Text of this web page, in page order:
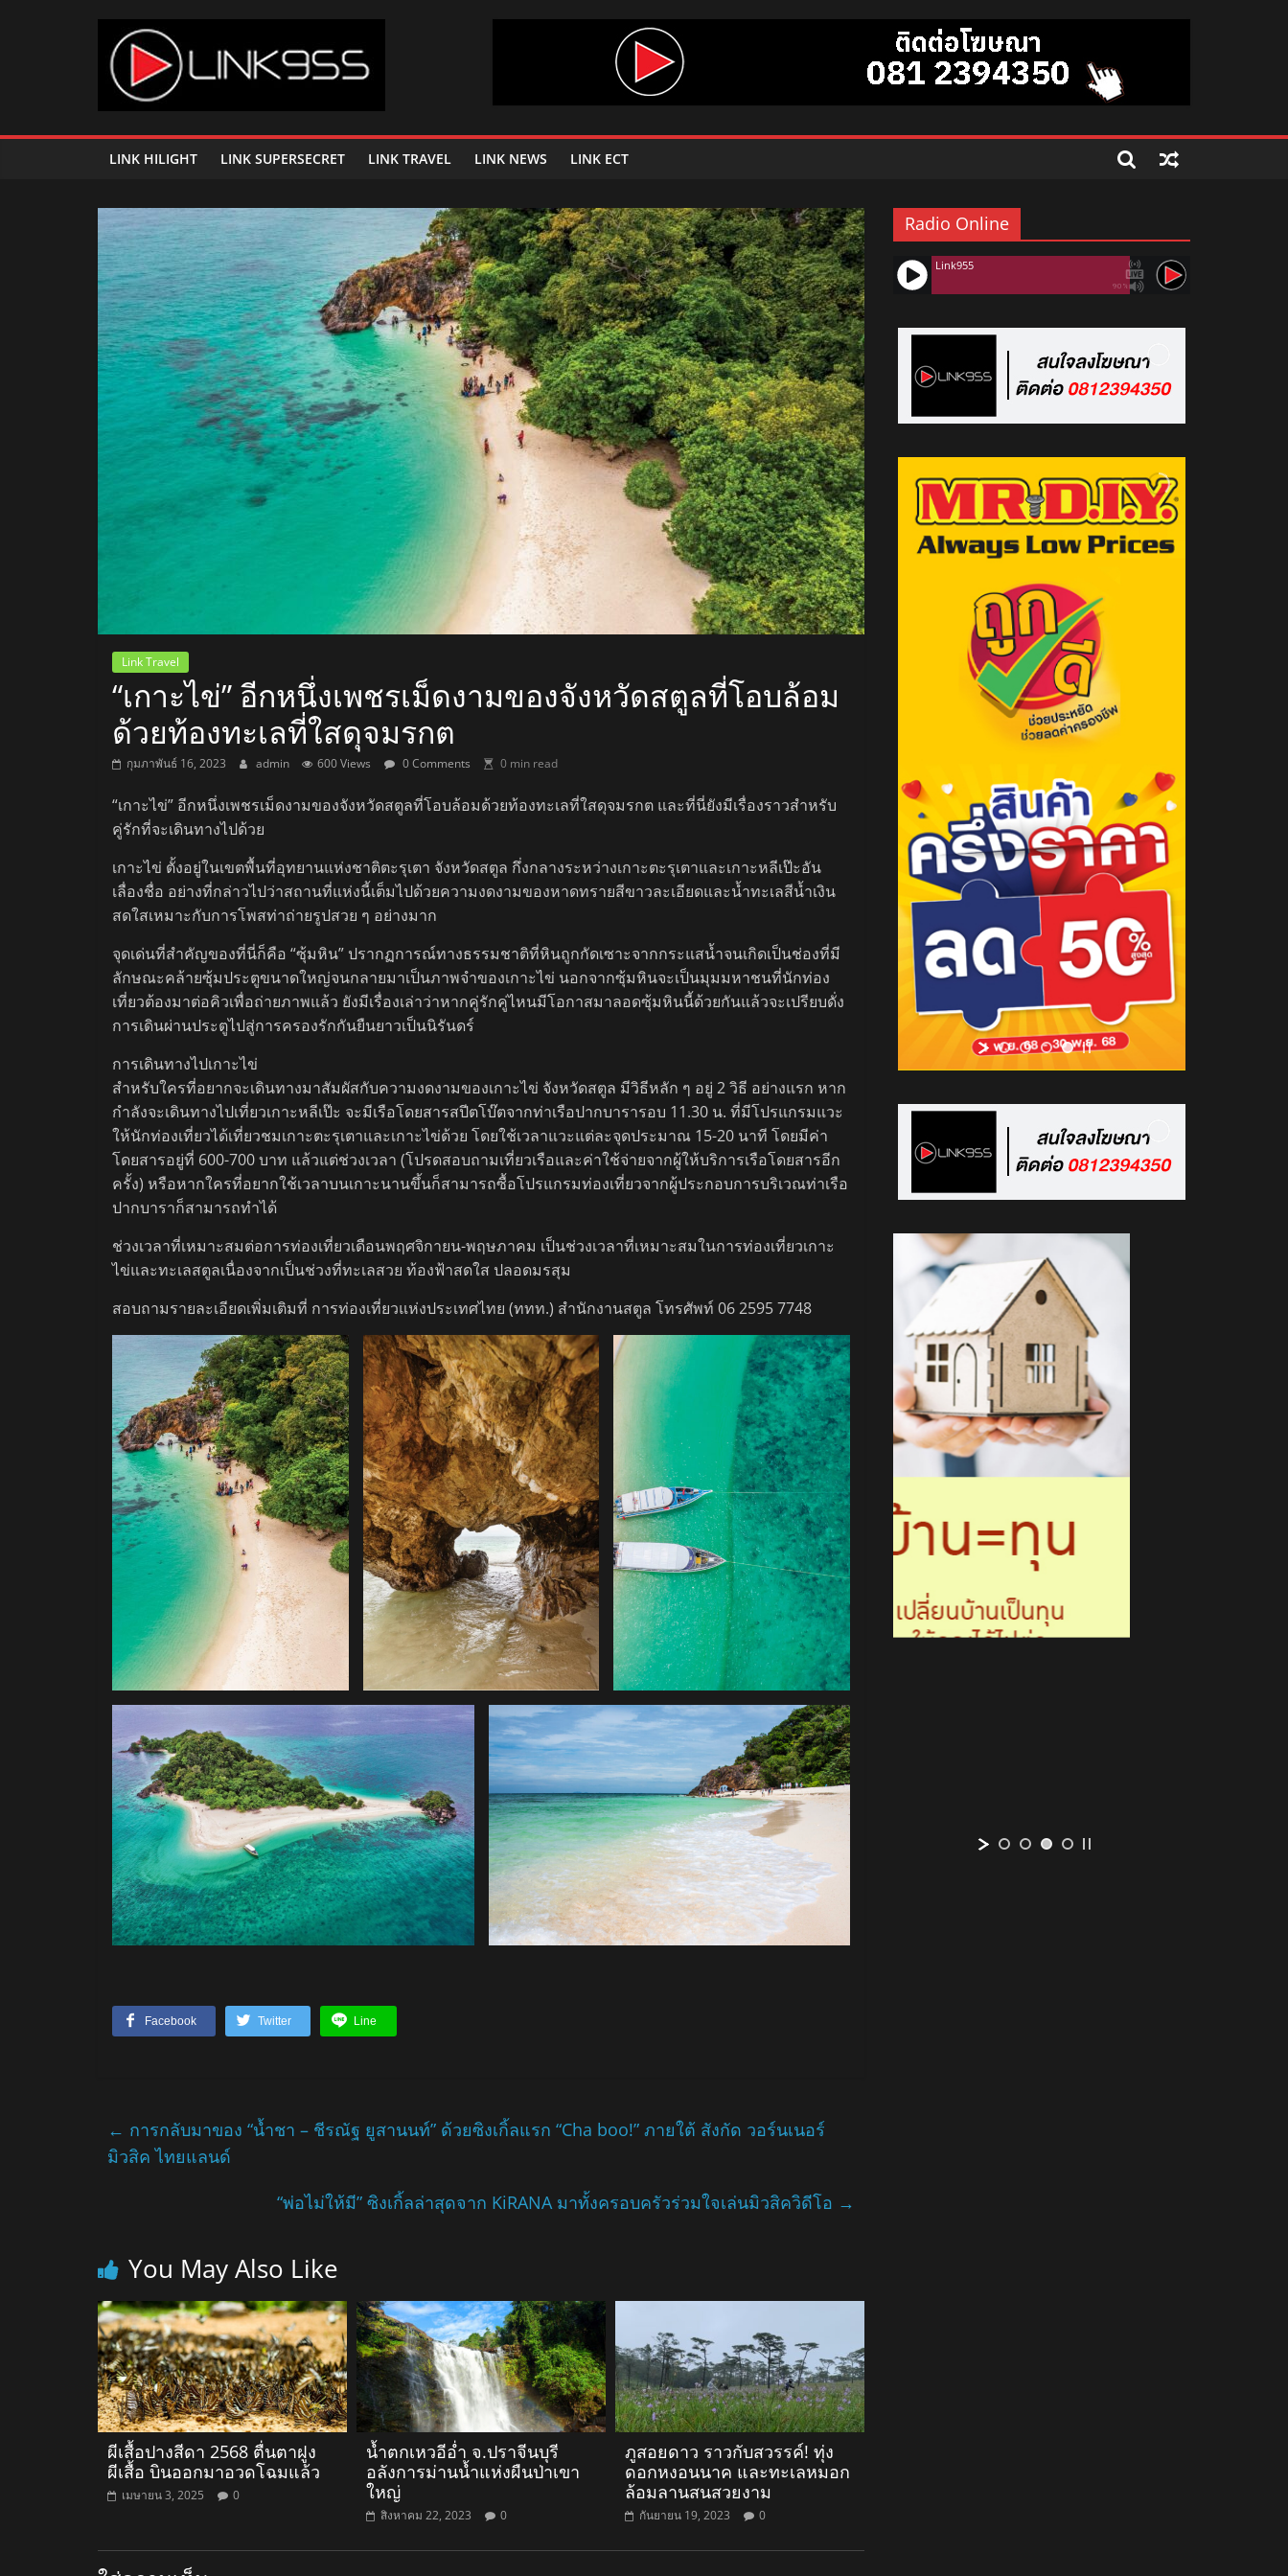
Link
95.5
คลื่น
เพลง
ฮิต
สุด
คูล
สถานี
วิทยุ
FM
ลพบุรี
สถานี
วิทยุ
ลพบุรี
วิทยุ
FM
ลพบุรี
LINK HILIGHT LINK SUPERSECRET LINK TRAVEL LINK NEWS LINK ECT
Link Travel
“เกาะไข่” อีกหนึ่งเพชรเม็ดงามของจังหวัดสตูลที่โอบล้อม
ด้วยท้องทะเลที่ใสดุจมรกต
กุมภาพันธ์ 16, 2023 admin 600 Views 0 Comments 0 min read
“เกาะไข่” อีกหนึ่งเพชรเม็ดงามของจังหวัดสตูลที่โอบล้อมด้วยท้องทะเลที่ใสดุจมรกต และที่นี่ยังมีเรื่องราวสำหรับ
คู่รักที่จะเดินทางไปด้วย
เกาะไข่ ตั้งอยู่ในเขตพื้นที่อุทยานแห่งชาติตะรุเตา จังหวัดสตูล กึ่งกลางระหว่างเกาะตะรุเตาและเกาะหลีเป๊ะอัน
เลื่องชื่อ อย่างที่กล่าวไปว่าสถานที่แห่งนี้เต็มไปด้วยความงดงามของหาดทรายสีขาวละเอียดและน้ำทะเลสีน้ำเงิน
สดใสเหมาะกับการโพสท่าถ่ายรูปสวย ๆ อย่างมาก
จุดเด่นที่สำคัญของที่นี่ก็คือ “ซุ้มหิน” ปรากฏการณ์ทางธรรมชาติที่หินถูกกัดเซาะจากกระแสน้ำจนเกิดเป็นช่องที่มี
ลักษณะคล้ายซุ้มประตูขนาดใหญ่จนกลายมาเป็นภาพจำของเกาะไข่ นอกจากซุ้มหินจะเป็นมุมมหาชนที่นักท่อง
เที่ยวต้องมาต่อคิวเพื่อถ่ายภาพแล้ว ยังมีเรื่องเล่าว่าหากคู่รักคู่ไหนมีโอกาสมาลอดซุ้มหินนี้ด้วยกันแล้วจะเปรียบดั่ง
การเดินผ่านประตูไปสู่การครองรักกันยืนยาวเป็นนิรันดร์
การเดินทางไปเกาะไข่
สำหรับใครที่อยากจะเดินทางมาสัมผัสกับความงดงามของเกาะไข่ จังหวัดสตูล มีวิธีหลัก ๆ อยู่ 2 วิธี อย่างแรก หาก
กำลังจะเดินทางไปเที่ยวเกาะหลีเป๊ะ จะมีเรือโดยสารสปีตโบ๊ตจากท่าเรือปากบารารอบ 11.30 น. ที่มีโปรแกรมแวะ
ให้นักท่องเที่ยวได้เที่ยวชมเกาะตะรุเตาและเกาะไข่ด้วย โดยใช้เวลาแวะแต่ละจุดประมาณ 15-20 นาที โดยมีค่า
โดยสารอยู่ที่ 600-700 บาท แล้วแต่ช่วงเวลา (โปรดสอบถามเที่ยวเรือและค่าใช้จ่ายจากผู้ให้บริการเรือโดยสารอีก
ครั้ง) หรือหากใครที่อยากใช้เวลาบนเกาะนานขึ้นก็สามารถซื้อโปรแกรมท่องเที่ยวจากผู้ประกอบการบริเวณท่าเรือ
ปากบาราก็สามารถทำได้
ช่วงเวลาที่เหมาะสมต่อการท่องเที่ยวเดือนพฤศจิกายน-พฤษภาคม เป็นช่วงเวลาที่เหมาะสมในการท่องเที่ยวเกาะ
ไข่และทะเลสตูลเนื่องจากเป็นช่วงที่ทะเลสวย ท้องฟ้าสดใส ปลอดมรสุม
สอบถามรายละเอียดเพิ่มเติมที่ การท่องเที่ยวแห่งประเทศไทย (ททท.) สำนักงานสตูล โทรศัพท์ 06 2595 7748
Facebook Twitter Line
← การกลับมาของ “น้ำชา – ชีรณัฐ ยูสานนท์” ด้วยซิงเกิ้ลแรก “Cha boo!” ภายใต้ สังกัด วอร์นเนอร์
มิวสิค ไทยแลนด์
“พ่อไม่ให้มี” ซิงเกิ้ลล่าสุดจาก KiRANA มาทั้งครอบครัวร่วมใจเล่นมิวสิควิดีโอ →
You May Also Like
ผีเสื้อปางสีดา 2568 ตื่นตาฝูง
ผีเสื้อ บินออกมาอวดโฉมแล้ว
เมษายน 3, 2025 0
น้ำตกเหวอีอ่ำ จ.ปราจีนบุรี
อลังการม่านน้ำแห่งผืนป่าเขา
ใหญ่
สิงหาคม 22, 2023 0
ภูสอยดาว ราวกับสวรรค์! ทุ่ง
ดอกหงอนนาค และทะเลหมอก
ล้อมลานสนสวยงาม
กันยายน 19, 2023 0
Radio Online
90%
Link955